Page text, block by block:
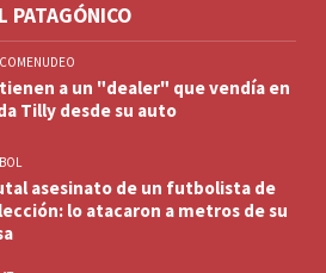
PATAGÓNICO
a un "dealer" que vendía en
Tilly desde su auto
asesinato de un futbolista de
lo atacaron a metros de su